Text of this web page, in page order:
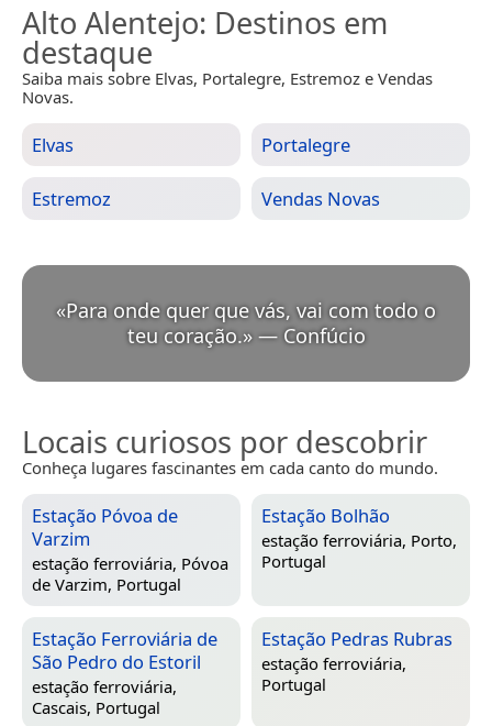
Alto Alentejo: Destinos em
destaque
Saiba mais sobre Elvas, Portalegre, Estremoz e Vendas
Novas.
Elvas Portalegre
Estremoz Vendas Novas
«Para onde quer que vás, vai com todo o
teu coração.» — Confúcio
Locais curiosos por descobrir
Conheça lugares fascinantes em cada canto do mundo.
Estação Póvoa de
Varzim
estação ferroviária, Póvoa
de Varzim, Portugal
Estação Bolhão
estação ferroviária, Porto,
Portugal
Estação Ferroviária de
São Pedro do Estoril
estação ferroviária,
Cascais, Portugal
Estação Pedras Rubras
estação ferroviária,
Portugal